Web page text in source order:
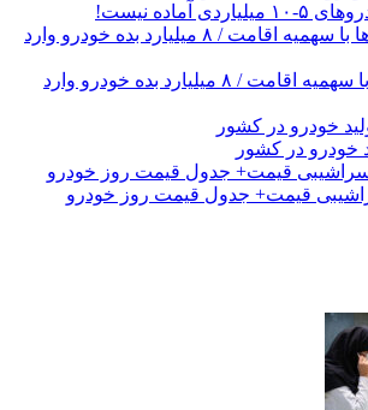
آماده نیست!
کاسبی خارج‌نشین‌ها با سهمیه اقامت / ۸ میلیارد بده خودرو وارد
قیمت+ جدول قیمت روز خودرو